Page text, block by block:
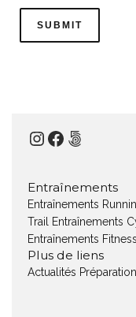
Instagram
Facebook
500px
Entraînements
Entraînements
Trail
Entraînements
Entraînements Fitness
Plus de liens
Actualités